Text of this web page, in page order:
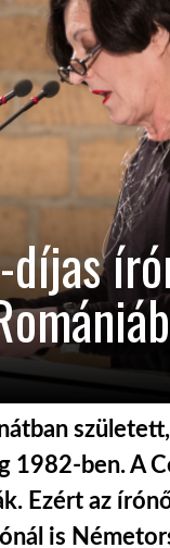
1982-ben. A
Ezért az
is